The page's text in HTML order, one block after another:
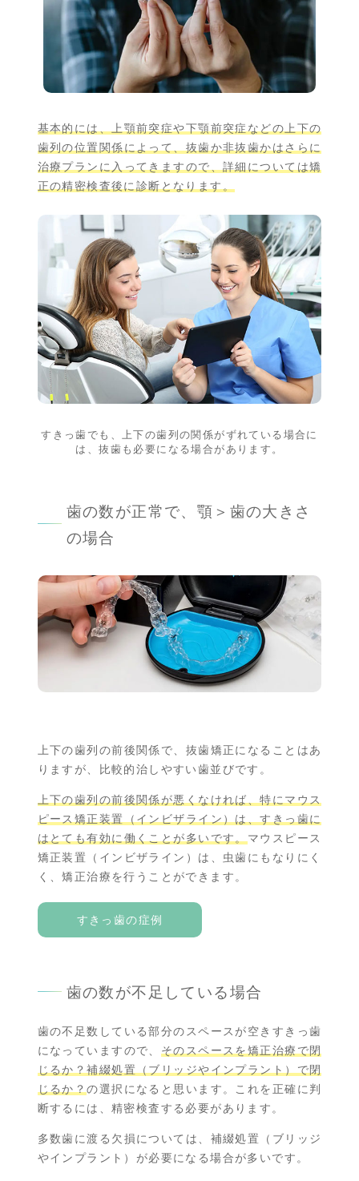
基本的には、上顎前突症や下顎前突症などの上下の
歯列の位置関係によって、抜歯か非抜歯かはさらに
治療プランに入ってきますので、詳細については矯
正の精密検査後に診断となります。
すきっ歯でも、上下の歯列の関係がずれている場合に
は、抜歯も必要になる場合があります。
歯の数が正常で、顎＞歯の大きさ
の場合
上下の歯列の前後関係で、抜歯矯正になることはあ
りますが、比較的治しやすい歯並びです。
上下の歯列の前後関係が悪くなければ、特にマウス
ピース矯正装置（インビザライン）は、すきっ歯に
はとても有効に働くことが多いです。マウスピース
矯正装置（インビザライン）は、虫歯にもなりにく
く、矯正治療を行うことができます。
すきっ歯の症例
歯の数が不足している場合
歯の不足数している部分のスペースが空きすきっ歯
になっていますので、 そのスペースを矯正治療で閉
じるか？補綴処置（ブリッジやインプラント）で閉
じるか？の選択になると思います。これを正確に判
断するには、精密検査する必要があります。
多数歯に渡る欠損については、補綴処置（ブリッジ
やインプラント）が必要になる場合が多いです。